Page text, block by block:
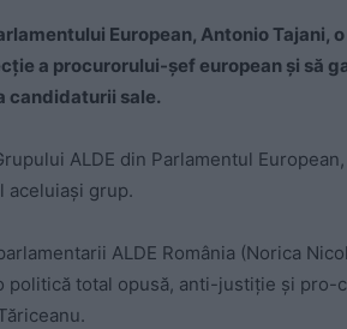
European, Antonio Tajani, o
a procurorului-şef european şi să
candidaturii sale.
ALDE din Parlamentul
aceluiași grup.
ALDE România (Norica
politică total opusă, anti-justiție și pro-